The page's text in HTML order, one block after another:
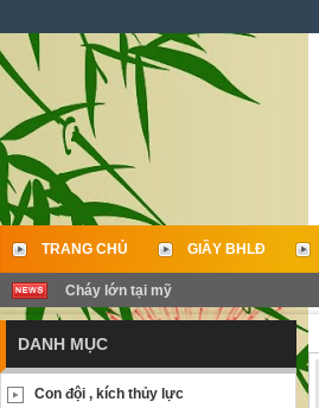
TRANG CHỦ GIẦY BHLĐ
LIÊN HỆ
Cháy lớn tại mỹ
DANH MỤC
Con đội , kích thủy lực